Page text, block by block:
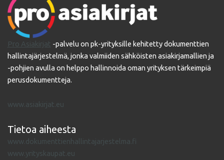
Pro Asiakirjat -palvelu on pk-yrityksille kehitetty dokumenttien
hallintajärjestelmä, jonka valmiiden sähköisten asiakirjamallien ja
-pohjien avulla on helppo hallinnoida oman yrityksen tärkeimpiä
perusdokumentteja.
www.asiakirjat.eu
Tietoa aiheesta
www.dokumenttienhallintajarjestelma.fi
www.yrityskaupat.eu